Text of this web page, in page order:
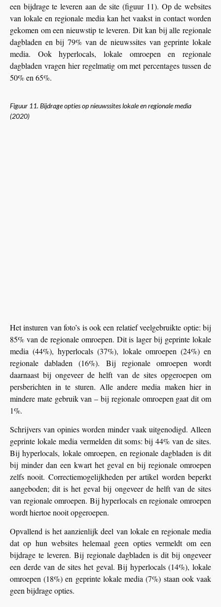
een bijdrage te leveren aan de site (figuur 11). Op de websites
van lokale en regionale media kan het vaakst in contact worden
gekomen om een nieuwstip te leveren. Dit kan bij alle regionale
dagbladen en bij 79% van de nieuwssites van geprinte lokale
media. Ook hyperlocals, lokale omroepen en regionale
dagbladen vragen hier regelmatig om met percentages tussen de
50% en 65%.
Figuur 11. Bijdrage opties op nieuwssites lokale en regionale media
(2020)
Het insturen van foto’s is ook een relatief veelgebruikte optie: bij
85% van de regionale omroepen. Dit is lager bij geprinte lokale
media (44%), hyperlocals (37%), lokale omroepen (24%) en
regionale dabladen (16%). Bij regionale omroepen wordt
daarnaast bij ongeveer de helft van de sites opgeroepen om
persberichten in te sturen. Alle andere media maken hier in
mindere mate gebruik van – bij regionale omroepen gaat dit om
1%.
Schrijvers van opinies worden minder vaak uitgenodigd. Alleen
geprinte lokale media vermelden dit soms: bij 44% van de sites.
Bij hyperlocals, lokale omroepen, en regionale dagbladen is dit
bij minder dan een kwart het geval en bij regionale omroepen
zelfs nooit. Correctiemogelijkheden per artikel worden beperkt
aangeboden; dit is het geval bij ongeveer de helft van de sites
van regionale omroepen. Bij hyperlocals en regionale omroepen
wordt hiertoe nooit opgeroepen.
Opvallend is het aanzienlijk deel van lokale en regionale media
dat op hun websites helemaal geen opties vermeldt om een
bijdrage te leveren. Bij regionale dagbladen is dit bij ongeveer
een derde van de sites het geval. Bij hyperlocals (14%), lokale
omroepen (18%) en geprinte lokale media (7%) staan ook vaak
geen bijdrage opties.